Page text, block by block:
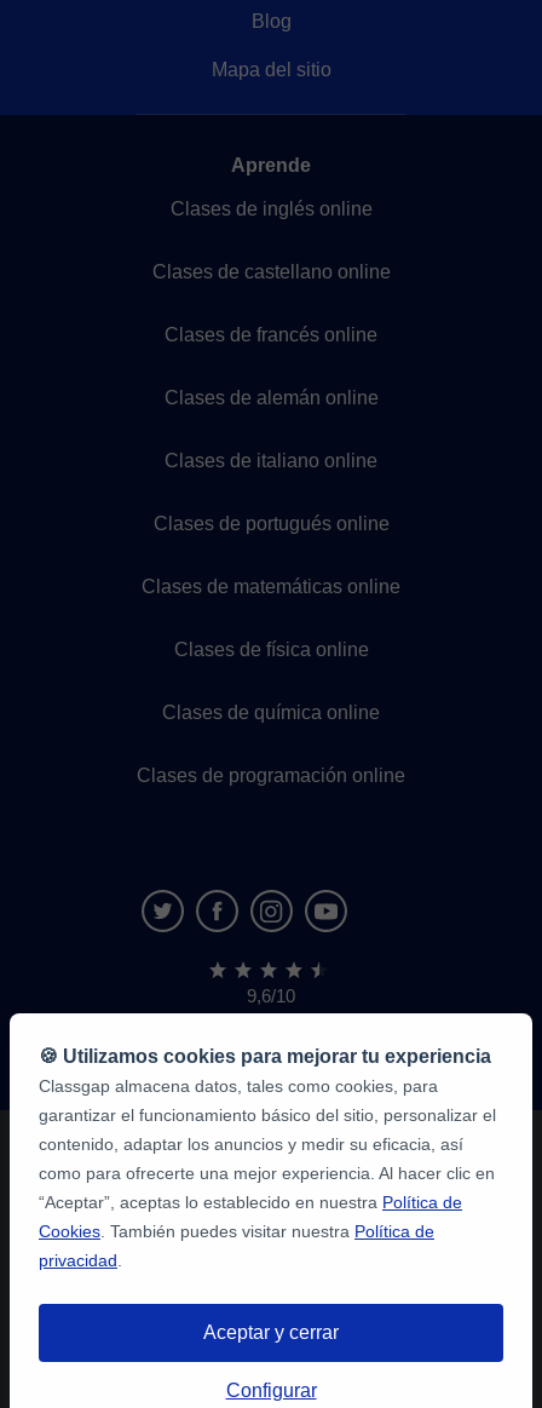
Blog
Mapa del sitio
Aprende
Clases de inglés online
Clases de castellano online
Clases de francés online
Clases de alemán online
Clases de italiano online
Clases de portugués online
Clases de matemáticas online
Clases de física online
Clases de química online
Clases de programación online
9,6/10
1.339.284
de
alumnos
🍪 Utilizamos cookies para mejorar tu experiencia
Classgap almacena datos, tales como cookies, para
garantizar el funcionamiento básico del sitio, personalizar el
contenido, adaptar los anuncios y medir su eficacia, así
como para ofrecerte una mejor experiencia. Al hacer clic en
“Aceptar”, aceptas lo establecido en nuestra Política de
Cookies . También puedes visitar nuestra Política de
privacidad
Aceptar y cerrar
Configurar